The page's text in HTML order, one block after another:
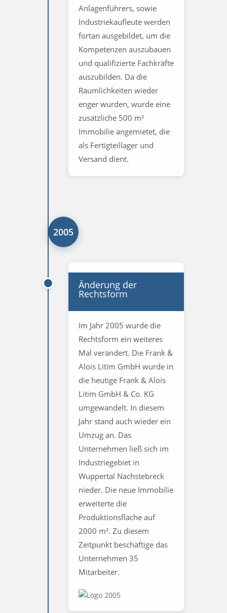
Anlagenführers, sowie
Industriekaufleute werden
fortan ausgebildet, um die
Kompetenzen auszubauen
und qualifizierte Fachkräfte
auszubilden. Da die
Räumlichkeiten wieder
enger wurden, wurde eine
zusätzliche 500 m²
Immobilie angemietet, die
als Fertigteillager und
Versand dient.
2005
Änderung der
Rechtsform
Im Jahr 2005 wurde die
Rechtsform ein weiteres
Mal verändert. Die Frank &
Alois Litim GmbH wurde in
die heutige Frank & Alois
Litim GmbH & Co. KG
umgewandelt. In diesem
Jahr stand auch wieder ein
Umzug an. Das
Unternehmen ließ sich im
Industriegebiet in
Wuppertal Nächstebreck
nieder. Die neue Immobilie
erweiterte die
Produktionsfläche auf
2000 m². Zu diesem
Zeitpunkt beschäftige das
Unternehmen 35
Mitarbeiter.